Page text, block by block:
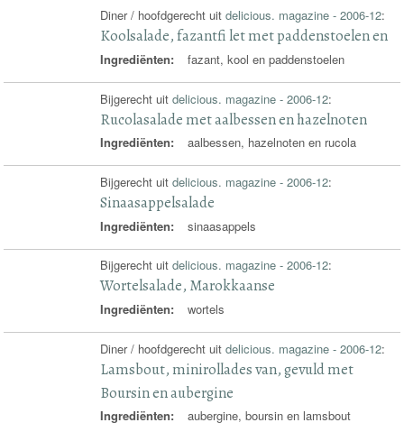
Diner / hoofdgerecht uitdelicious. magazine - 2006-12:
Koolsalade, fazantfi let met paddenstoelen en
Ingrediënten: fazant, kool en paddenstoelen
Bijgerecht uitdelicious. magazine - 2006-12:
Rucolasalade met aalbessen en hazelnoten
Ingrediënten: aalbessen, hazelnoten en rucola
Bijgerecht uitdelicious. magazine - 2006-12:
Sinaasappelsalade
Ingrediënten: sinaasappels
Bijgerecht uitdelicious. magazine - 2006-12:
Wortelsalade, Marokkaanse
Ingrediënten: wortels
Diner / hoofdgerecht uitdelicious. magazine - 2006-12:
Lamsbout, minirollades van, gevuld met
Boursin en aubergine
Ingrediënten: aubergine, boursin en lamsbout